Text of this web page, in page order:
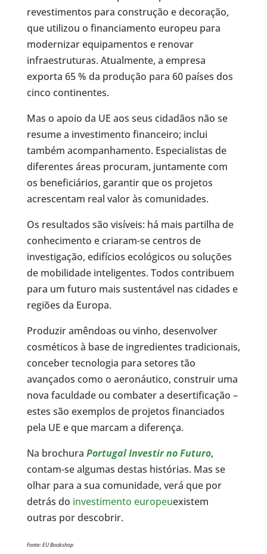
revestimentos para construção e decoração,
que utilizou o financiamento europeu para
modernizar equipamentos e renovar
infraestruturas. Atualmente, a empresa
exporta 65 % da produção para 60 países dos
cinco continentes.
Mas o apoio da UE aos seus cidadãos não se
resume a investimento financeiro; inclui
também acompanhamento. Especialistas de
diferentes áreas procuram, juntamente com
os beneficiários, garantir que os projetos
acrescentam real valor às comunidades.
Os resultados são visíveis: há mais partilha de
conhecimento e criaram-se centros de
investigação, edifícios ecológicos ou soluções
de mobilidade inteligentes. Todos contribuem
para um futuro mais sustentável nas cidades e
regiões da Europa.
Produzir amêndoas ou vinho, desenvolver
cosméticos à base de ingredientes tradicionais,
conceber tecnologia para setores tão
avançados como o aeronáutico, construir uma
nova faculdade ou combater a desertificação –
estes são exemplos de projetos financiados
pela UE e que marcam a diferença.
Na brochura Portugal Investir no Futuro,
contam-se algumas destas histórias. Mas se
olhar para a sua comunidade, verá que por
detrás do investimento europeuexistem
outras por descobrir.
Fonte: EU Bookshop